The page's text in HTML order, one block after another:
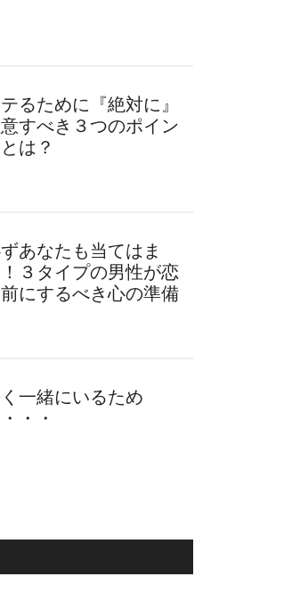
るために『絶対に』
すべき３つのポイン
とは？
あなたも当てはま
３タイプの男性が恋
にするべき心の準備
一緒にいるため
・・